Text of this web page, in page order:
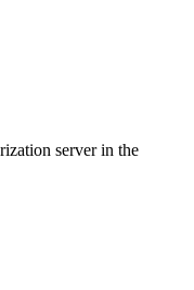
server in the